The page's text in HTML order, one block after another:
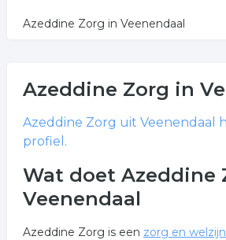
Azeddine Zorg in Veenendaal
Azeddine Zorg in
Azeddine Zorg uit Veenendaal
profiel.
Wat doet Azeddine
Veenendaal
Azeddine Zorg is een zorg en